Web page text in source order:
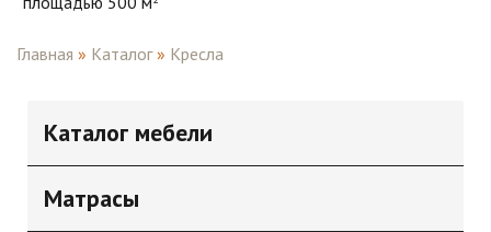
Главная » Каталог » Кресла
Каталог мебели
Матрасы